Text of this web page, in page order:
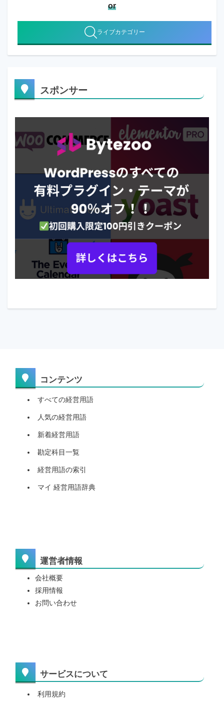
or
ライブカテゴリー
スポンサー
コンテンツ
すべての経営用語
人気の経営用語
新着経営用語
勘定科目一覧
経営用語の索引
マイ 経営用語辞典
運営者情報
会社概要
採用情報
お問い合わせ
サービスについて
利用規約